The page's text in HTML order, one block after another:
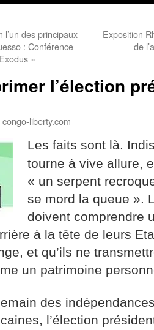
des principaux
: Conférence
»
Exposition
de
l’élection
congo-liberty.com
Les faits sont là.
tourne à vive allure,
« un serpent
se mord la queue ».
doivent comprendre
à la tête de leurs
et qu’ils ne
un patrimoine
des
l’élection